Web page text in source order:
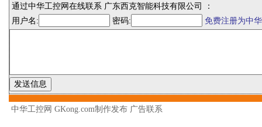
通过中华工控网在线联系 广东西克智能科技有限公司 ：
用户名:
密码: 免费注册为中
中华工控网 GKong.com制作发布 广告联系